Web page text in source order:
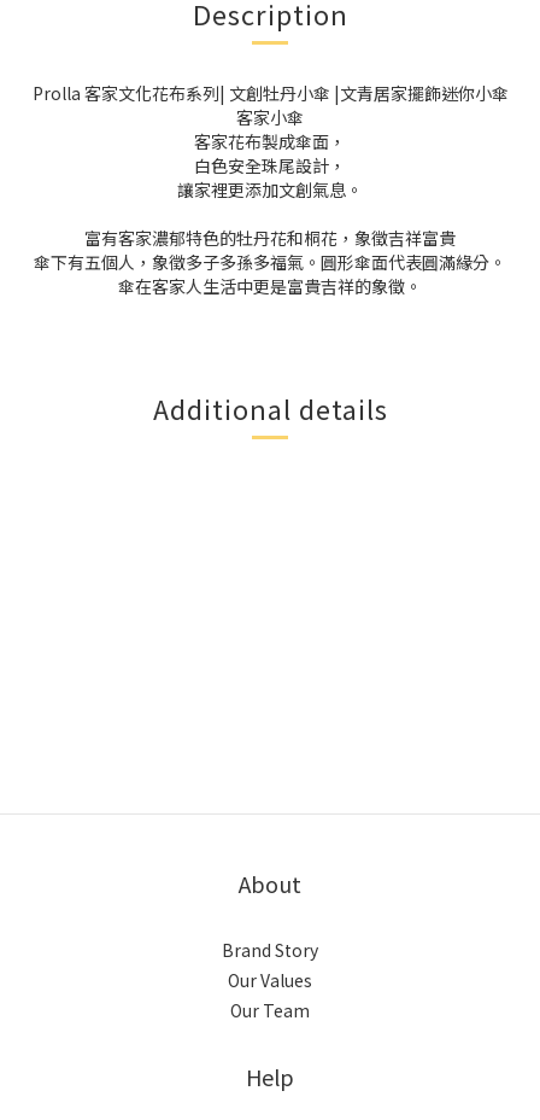
Description
Prolla 客家文化花布系列| 文創牡丹小傘 |文青居家擺飾迷你小傘
客家小傘
客家花布製成傘面，
白色安全珠尾設計，
讓家裡更添加文創氣息。
富有客家濃郁特色的牡丹花和桐花，象徵吉祥富貴
傘下有五個人，象徵多子多孫多福氣。圓形傘面代表圓滿緣分。
傘在客家人生活中更是富貴吉祥的象徵。
Additional details
About
Brand Story
Our Values
Our Team
Help